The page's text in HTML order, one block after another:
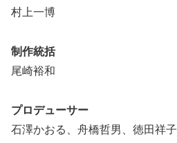
村上一博
制作統括
尾崎裕和
プロデューサー
石澤かおる、舟橋哲男、徳田祥子